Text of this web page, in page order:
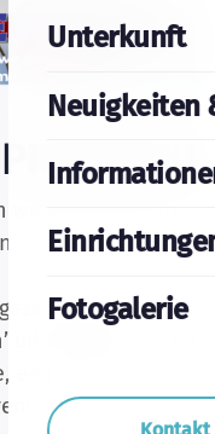
Unterkunft
Neuigkeiten
Fotogalerie
genieten van
proeverij,
uit Dalerveen. Een
wijnspel,